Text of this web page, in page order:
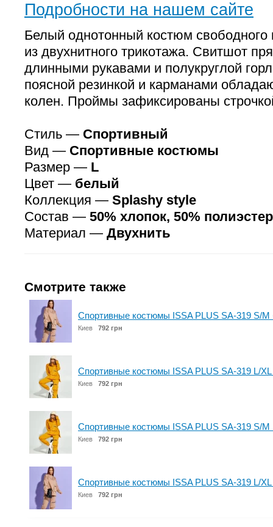
Подробности на нашем сайте
Белый однотонный костюм
из двухнитного трикотажа. Свитшот
длинными рукавами и полукруглой
поясной резинкой и карманами
колен. Проймы зафиксированы
Стиль — Спортивный
Вид — Спортивные костюмы
Размер — L
Цвет — белый
Коллекция — Splashy style
Состав — 50% хлопок, 50% полиэстер
Материал — Двухнить
Смотрите также
Спортивные костюмы ISSA PLUS SA-319 S/
Киев 792 грн
Спортивные костюмы ISSA PLUS SA-319 L/XL
Киев 792 грн
Спортивные костюмы ISSA PLUS SA-319 S/M
Киев 792 грн
Спортивные костюмы ISSA PLUS SA-319 L/
Киев 792 грн